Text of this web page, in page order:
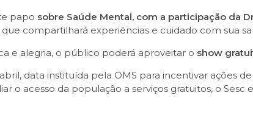
papo sobre Saúde Mental, com a participação da
que compartilhará experiências e cuidado com sua
e alegria, o público poderá aproveitar o show
data instituída pela OMS para incentivar ações
o acesso da população a serviços gratuitos, o